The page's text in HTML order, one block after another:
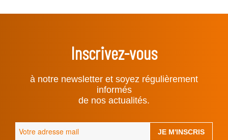
Inscrivez-vous
à notre newsletter et soyez régulièrement
informés
de nos actualités.